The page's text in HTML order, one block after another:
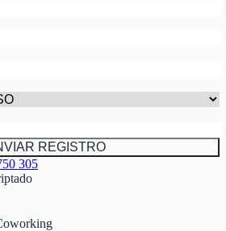
REGISTRO
305